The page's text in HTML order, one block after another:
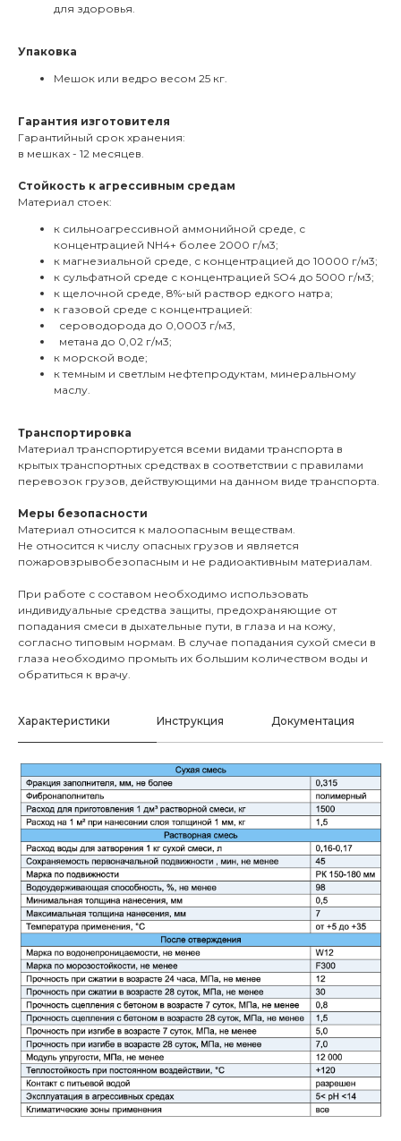
для здоровья.
Упаковка
Мешок или ведро весом 25 кг.
Гарантия изготовителя
Гарантийный срок хранения:
в мешках - 12 месяцев.
Стойкость к агрессивным средам
Материал стоек:
к сильноагрессивной аммонийной среде, с
концентрацией NH4+ более 2000 г/м3;
к магнезиальной среде, с концентрацией до 10000 г/м3;
к сульфатной среде с концентрацией SO4 до 5000 г/м3;
к щелочной среде, 8%-ый раствор едкого натра;
к газовой среде с концентрацией:
сероводорода до 0,0003 г/м3,
метана до 0,02 г/м3;
к морской воде;
к темным и светлым нефтепродуктам, минеральному
маслу.
Транспортировка
Материал транспортируется всеми видами транспорта в
крытых транспортных средствах в соответствии с правилами
перевозок грузов, действующими на данном виде транспорта.
Меры безопасности
Материал относится к малоопасным веществам.
Не относится к числу опасных грузов и является
пожаровзрывобезопасным и не радиоактивным материалам.
При работе с составом необходимо использовать
индивидуальные средства защиты, предохраняющие от
попадания смеси в дыхательные пути, в глаза и на кожу,
согласно типовым нормам. В случае попадания сухой смеси в
глаза необходимо промыть их большим количеством воды и
обратиться к врачу.
Характеристики Инструкция Документация